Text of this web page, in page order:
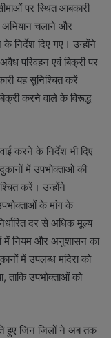
पर स्थित आबकारी
अभियान चलाने और
निर्देश दिए गए। उन्होंने
अवैध परिवहन एवं बिक्री पर
यह सुनिश्चित करें
करने वाले के विरूद्ध
करने के निर्देश भी दिए
दुकानों में उपभोक्ताओं की
करें। उन्होंने
उपभोक्ताओं के मांग के
दर से अधिक मूल्य
में नियम और अनुशासन का
में उपलब्ध मदिरा को
ताकि उपभोक्ताओं को
हुए जिन जिलों ने अब तक